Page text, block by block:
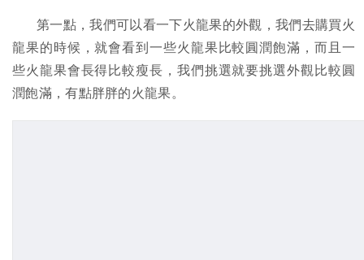
第一點，我們可以看一下火龍果的外觀，我們去購買火
龍果的時候，就會看到一些火龍果比較圓潤飽滿，而且一
些火龍果會長得比較瘦長，我們挑選就要挑選外觀比較圓
潤飽滿，有點胖胖的火龍果。